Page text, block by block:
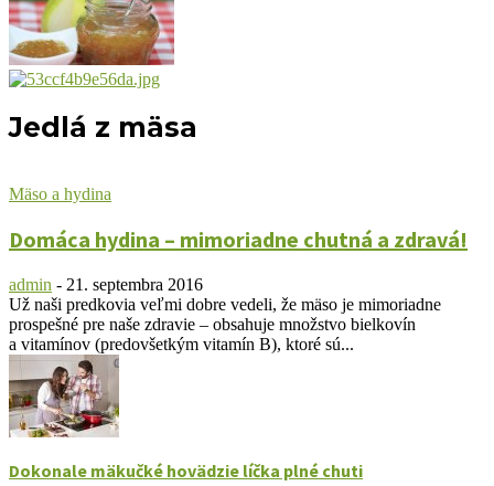
Jedlá z mäsa
Mäso a hydina
Domáca hydina – mimoriadne chutná a zdravá!
admin - 21. septembra 2016
Už naši predkovia veľmi dobre vedeli, že mäso je mimoriadne
prospešné pre naše zdravie – obsahuje množstvo bielkovín
a vitamínov (predovšetkým vitamín B), ktoré sú...
Dokonale mäkučké hovädzie líčka plné chuti